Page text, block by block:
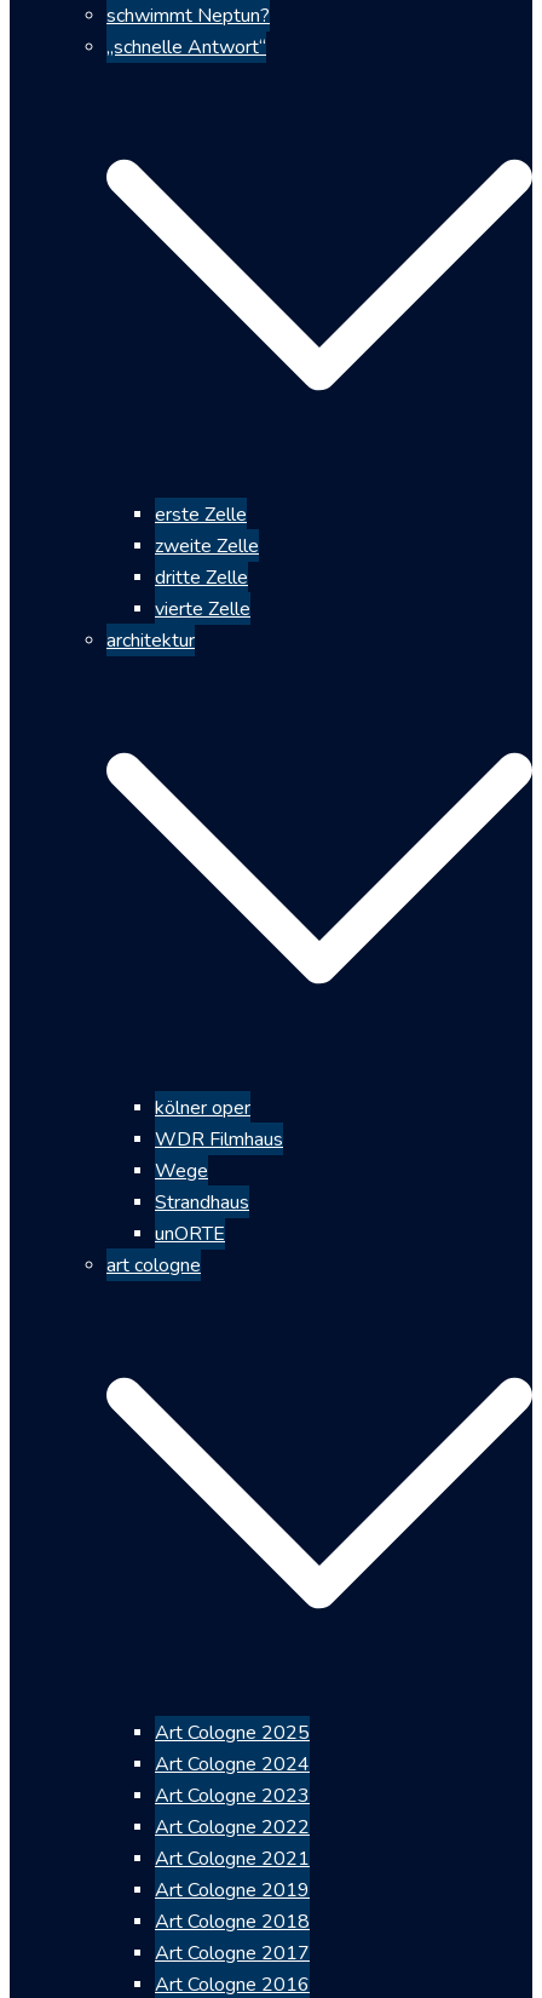
schwimmt Neptun?
„schnelle Antwort“
erste Zelle
zweite Zelle
dritte Zelle
vierte Zelle
architektur
kölner oper
WDR Filmhaus
Wege
Strandhaus
unORTE
art cologne
Art Cologne 2025
Art Cologne 2024
Art Cologne 2023
Art Cologne 2022
Art Cologne 2021
Art Cologne 2019
Art Cologne 2018
Art Cologne 2017
Art Cologne 2016